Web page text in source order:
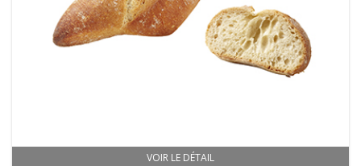
VOIR LE DÉTAIL